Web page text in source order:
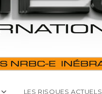
LES RISQUES ACTUELS